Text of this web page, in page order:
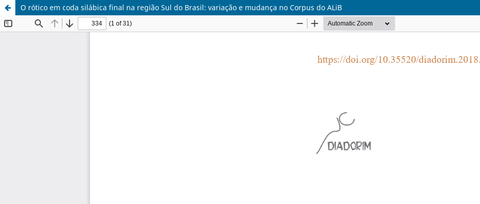
O rótico em coda silábica final na região Sul do Brasil: variação e mudança no Corpus do ALiB